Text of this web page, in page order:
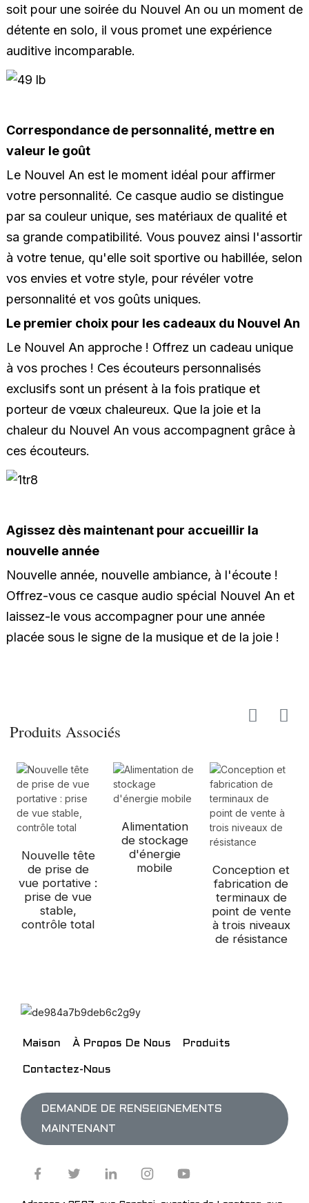
soit pour une soirée du Nouvel An ou un moment de
détente en solo, il vous promet une expérience
auditive incomparable.
Correspondance de personnalité, mettre en
valeur le goût
Le Nouvel An est le moment idéal pour affirmer
votre personnalité. Ce casque audio se distingue
par sa couleur unique, ses matériaux de qualité et
sa grande compatibilité. Vous pouvez ainsi l'assortir
à votre tenue, qu'elle soit sportive ou habillée, selon
vos envies et votre style, pour révéler votre
personnalité et vos goûts uniques.
Le premier choix pour les cadeaux du Nouvel An
Le Nouvel An approche ! Offrez un cadeau unique
à vos proches ! Ces écouteurs personnalisés
exclusifs sont un présent à la fois pratique et
porteur de vœux chaleureux. Que la joie et la
chaleur du Nouvel An vous accompagnent grâce à
ces écouteurs.
Agissez dès maintenant pour accueillir la
nouvelle année
Nouvelle année, nouvelle ambiance, à l'écoute !
Offrez-vous ce casque audio spécial Nouvel An et
laissez-le vous accompagner pour une année
placée sous le signe de la musique et de la joie !
Produits Associés
Nouvelle tête
de prise de
vue portative :
prise de vue
stable,
contrôle total
Alimentation
de stockage
d'énergie
mobile
Conception et
fabrication de
terminaux de
point de vente
à trois niveaux
de résistance
Maison À Propos De Nous Produits
Contactez-Nous
DEMANDE DE RENSEIGNEMENTS
MAINTENANT